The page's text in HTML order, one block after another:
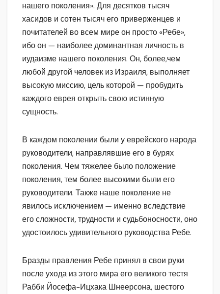
нашего поколения». Для десятков тысяч
хасидов и сотен тысяч его приверженцев и
почитателей во всем мире он просто «Ребе»,
ибо он — наиболее доминантная личность в
иудаизме нашего поколения. Он, более,чем
любой другой человек из Израиля, выполняет
высокую миссию, цель которой — пробудить
каждого еврея открыть свою истинную
сущность.
В каждом поколении были у еврейского народа
руководители, направлявшие его в бурях
поколения. Чем тяжелее было положение
поколения, тем более высокими были его
руководители. Также наше поколение не
явилось исключением — именно вследствие
его сложности, трудности и судьбоносности, оно
удостоилось удивительного руководства Ребе.
Бразды правления Ребе принял в свои руки
после ухода из этого мира его великого тестя
Рабби Йосефа-Ицхака Шнеерсона, шестого